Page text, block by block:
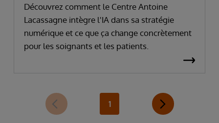
prépare à intégrer l'IA
Découvrez comment le Centre Antoine
Lacassagne intègre l'IA dans sa stratégie
numérique et ce que ça change concrètement
pour les soignants et les patients.
1